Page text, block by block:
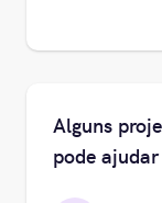
Alguns
pode ajudar